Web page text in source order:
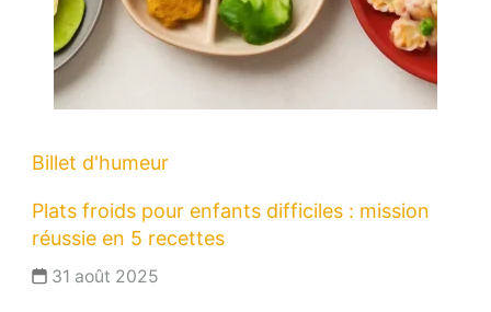
Billet d'humeur
Plats froids pour enfants difficiles : mission
réussie en 5 recettes
31 août 2025